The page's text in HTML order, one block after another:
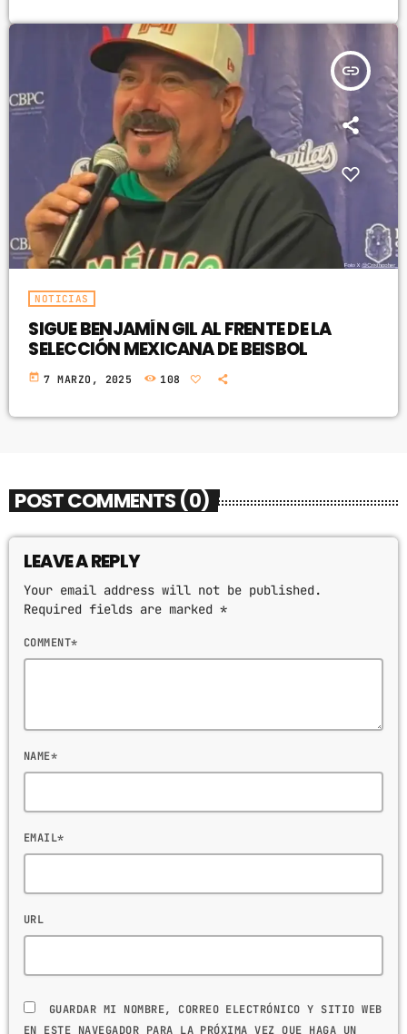
insert_link
NOTICIAS
SIGUE BENJAMÍN GIL AL FRENTE DE LA
SELECCIÓN MEXICANA DE BEISBOL
today 7 MARZO, 2025 108
POST COMMENTS (0)
LEAVE A REPLY
Your email address will not be published.
Required fields are marked *
COMMENT*
NAME*
EMAIL*
URL
GUARDAR MI NOMBRE, CORREO ELECTRÓNICO Y SITIO WEB
EN ESTE NAVEGADOR PARA LA PRÓXIMA VEZ QUE HAGA UN